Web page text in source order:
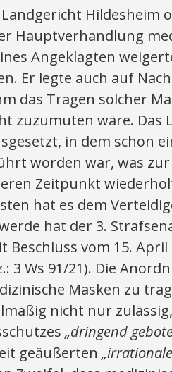
Hildesheim
Hauptverhandlung
Angeklagten
Er legte auch auf
das Tragen solcher
zuzumuten wäre. Das
in dem schon
worden war, was zur
Zeitpunkt
hat es dem
hat der 3.
Beschluss vom 15. April
3 Ws 91/21). Die
Masken zu
nicht nur
„dringend
geäußerten